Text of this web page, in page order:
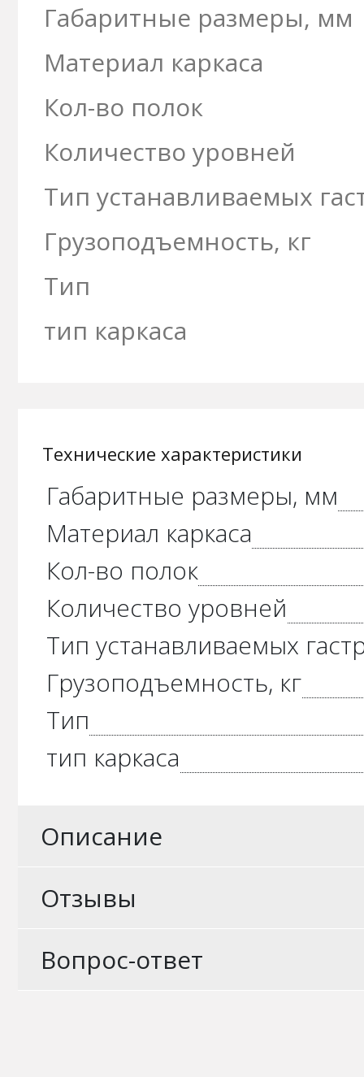
Габаритные размеры, мм
Материал каркаса
Кол-во полок
Количество уровней
Тип устанавливаемых
Грузоподъемность, кг
Тип
тип каркаса
Технические характеристики
Габаритные размеры, мм
Материал каркаса
Кол-во полок
Количество уровней
Тип устанавливаемых
Грузоподъемность, кг
Тип
тип каркаса
Описание
Отзывы
Вопрос-ответ